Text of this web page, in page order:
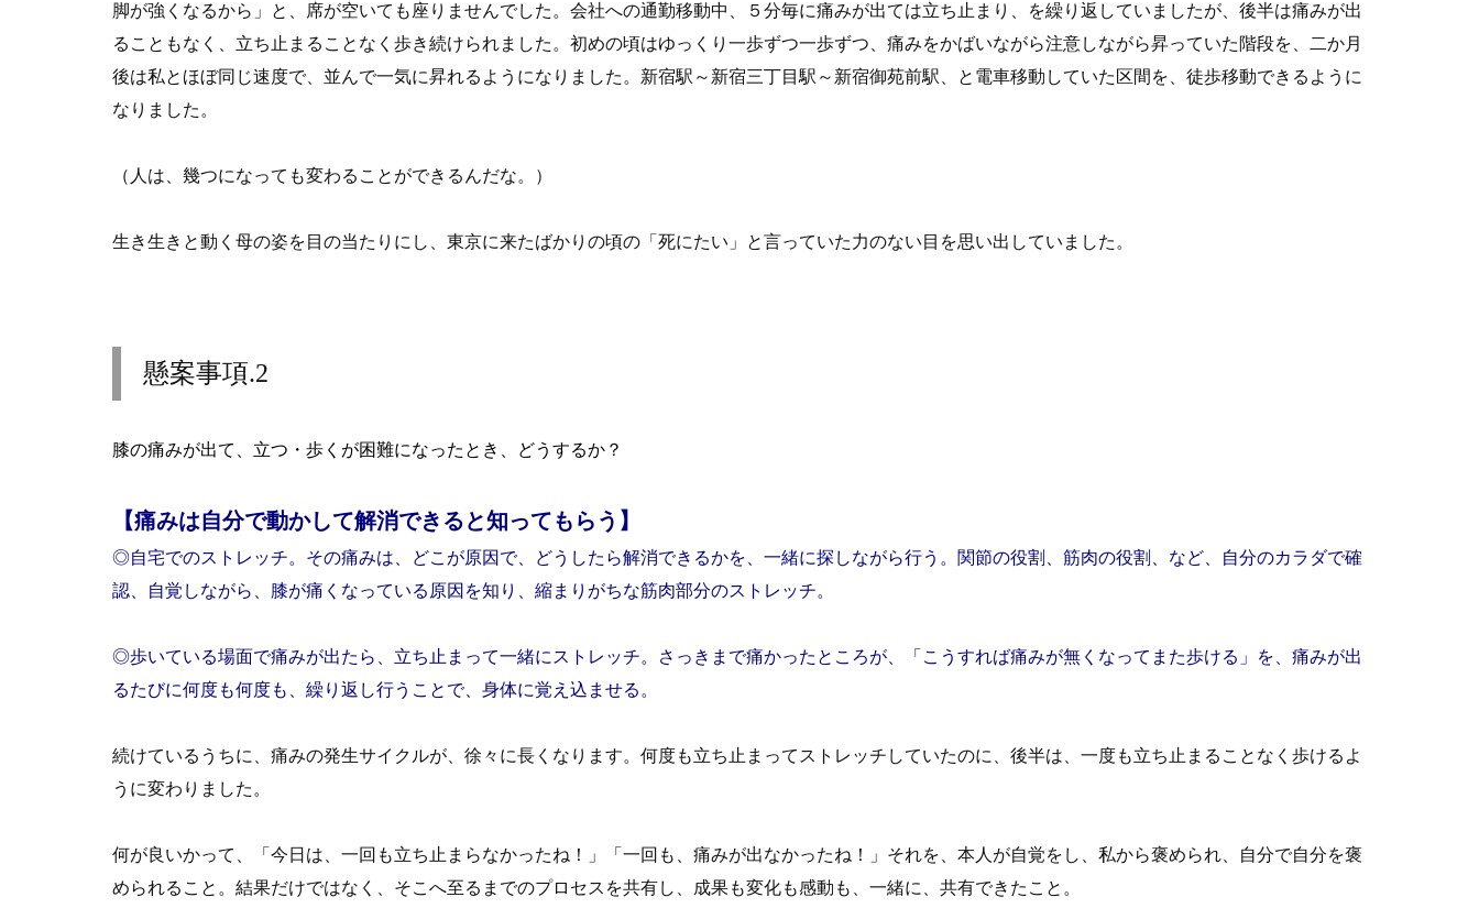
脚が強くなるから」と、席が空いても座りませんでした。会社への通勤移動中、５分毎に痛みが出ては立ち止まり、を繰り返していましたが、後半は痛みが出
ることもなく、立ち止まることなく歩き続けられました。初めの頃はゆっくり一歩ずつ一歩ずつ、痛みをかばいながら注意しながら昇っていた階段を、二か月
後は私とほぼ同じ速度で、並んで一気に昇れるようになりました。新宿駅～新宿三丁目駅～新宿御苑前駅、と電車移動していた区間を、徒歩移動できるように
なりました。
（人は、幾つになっても変わることができるんだな。）
生き生きと動く母の姿を目の当たりにし、東京に来たばかりの頃の「死にたい」と言っていた力のない目を思い出していました。
懸案事項.2
膝の痛みが出て、立つ・歩くが困難になったとき、どうするか？
【痛みは自分で動かして解消できると知ってもらう】
◎自宅でのストレッチ。その痛みは、どこが原因で、どうしたら解消できるかを、一緒に探しながら行う。関節の役割、筋肉の役割、など、自分のカラダで確
認、自覚しながら、膝が痛くなっている原因を知り、縮まりがちな筋肉部分のストレッチ。
◎歩いている場面で痛みが出たら、立ち止まって一緒にストレッチ。さっきまで痛かったところが、「こうすれば痛みが無くなってまた歩ける」を、痛みが出
るたびに何度も何度も、繰り返し行う ことで、身体に覚え込ませる。
続けているうちに、痛みの発生サイクルが、徐々に長くなります。何度も立ち止まってストレッチしていたのに、後半は、一度も立ち止まることなく歩けるよ
うに変わりました。
何が良いかって、「今日は、一回も立ち止まらなかったね！」「一回も、痛みが出なかったね！」それを、本人が自覚をし、私から褒められ、自分で自分を褒
められること。結果だけではなく、そこへ至るまでのプロセスを共有し、成果も変化も感動も、一緒に、共有できたこと。